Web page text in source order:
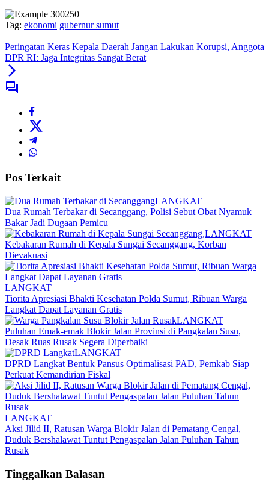
Tag: ekonomi gubernur sumut
Peringatan Keras Kepala Daerah Jangan Lakukan Korupsi, Anggota
DPR RI: Jaga Integritas Sangat Berat
Pos Terkait
LANGKAT
Dua Rumah Terbakar di Secanggang, Polisi Sebut Obat Nyamuk
Bakar Jadi Dugaan Pemicu
LANGKAT
Kebakaran Rumah di Kepala Sungai Secanggang, Korban
Dievakuasi
LANGKAT
Tiorita Apresiasi Bhakti Kesehatan Polda Sumut, Ribuan Warga
Langkat Dapat Layanan Gratis
LANGKAT
Puluhan Emak-emak Blokir Jalan Provinsi di Pangkalan Susu,
Desak Ruas Rusak Segera Diperbaiki
LANGKAT
DPRD Langkat Bentuk Pansus Optimalisasi PAD, Pemkab Siap
Perkuat Kemandirian Fiskal
LANGKAT
Aksi Jilid II, Ratusan Warga Blokir Jalan di Pematang Cengal,
Duduk Bershalawat Tuntut Pengaspalan Jalan Puluhan Tahun
Rusak
Tinggalkan Balasan